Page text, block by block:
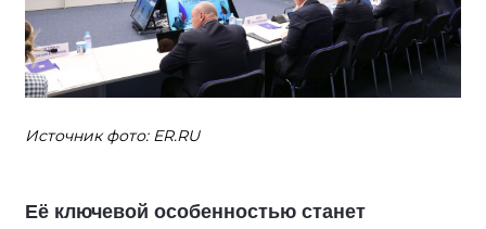
Источник фото: ER.RU
Её ключевой особенностью станет